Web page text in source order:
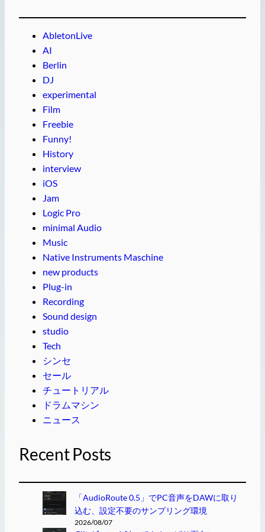
AbletonLive
AI
Berlin
DJ
experimental
Film
Freebie
Funny!
History
interview
iOS
Jam
Logic Pro
minimal Audio
Music
Native Instruments Maschine
new products
Plug-in
Recording
Sound design
studio
Tech
シンセ
セール
チュートリアル
ドラムマシン
ニュース
Recent Posts
「AudioRoute 0.5」でPC音声をDAWに取り
込む、設定不要のサンプリング環境
2026/08/07